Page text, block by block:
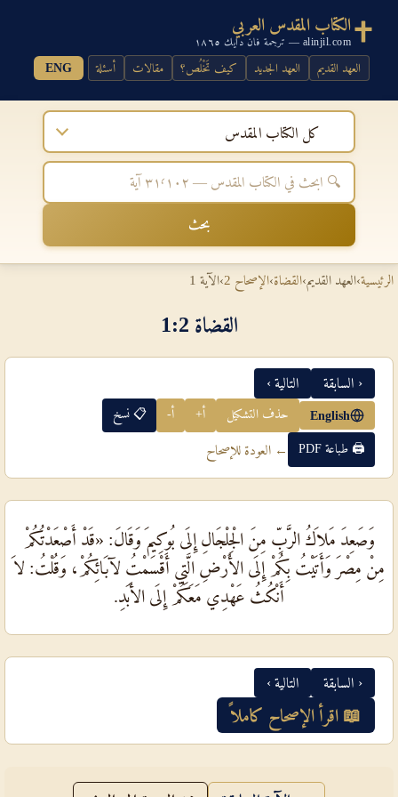
الكتاب المقدس العربي
alinjil.com — ترجمة فان دايك ١٨٦٥
العهد القديم العهد الجديد كيف تَخْلُص؟ مقالات أسئلة ENG
كل الكتاب المقدس
بحث
الرئيسية›العهد القديم›القضاة›الإصحاح 2 ›الآية 1
القضاة 2‏:‏1
‹ السابقة التالية ›
English حذف التشكيل أ+ أ- 📋 نسخ
🖨 طباعة PDF ← العودة للإصحاح
وَصَعِدَ مَلاَكُ الرَّبِّ مِنَ الْجِلْجَالِ إِلَى بُوكِيمَ وَقَالَ: «قَدْ أَصْعَدْتُكُمْ
مِنْ مِصْرَ وَأَتَيْتُ بِكُمْ إِلَى الأَرْضِ الَّتِي أَقْسَمْتُ لآبَائِكُمْ، وَقُلْتُ: لاَ
أَنْكُثُ عَهْدِي مَعَكُمْ إِلَى الأَبَدِ.
‹ السابقة التالية ›
📖 اقرأ الإصحاح كاملاً